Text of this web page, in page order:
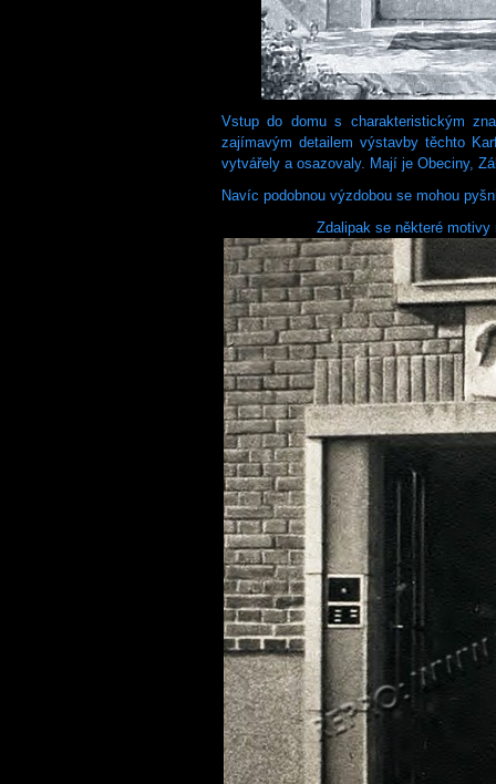
Vstup do domu s charakteristickým
zajímavým detailem výstavby těchto
vytvářely a osazovaly. Mají je Obeciny,
Navíc podobnou výzdobou se mohou
Zdalipak se některé